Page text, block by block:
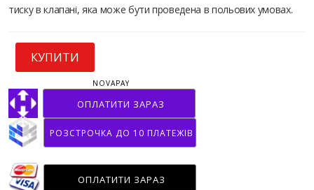
тиску в клапані, яка може бути проведена в польових умовах.
КУПИТИ
ОПЛАТИТИ ЗАРАЗ
NOVAPAY
РОЗСТРОЧКА ДО 10 ПЛАТЕЖІВ
ОПЛАТИТИ ЗАРАЗ